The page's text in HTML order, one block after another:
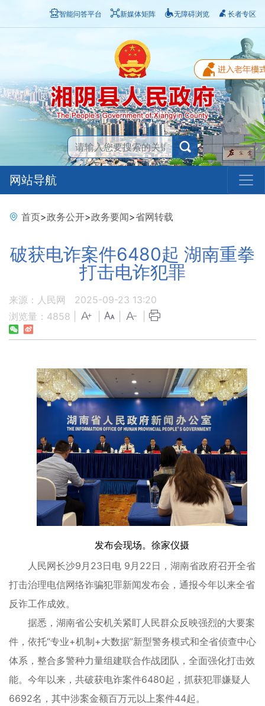
智能问答平台 新媒体矩阵 无障碍浏览 长者专区
网站导航
首页>政务公开>政务要闻>省网转载
破获电诈案件6480起 湖南重拳
打击电诈犯罪
来源：人民网
2025-09-23 13:20
浏览量： 4858
发布会现场。徐家仪摄
人民网长沙9月23日电 9月22日，湖南省政府召开全省
打击治理电信网络诈骗犯罪新闻发布会，通报今年以来全省
反诈工作成效。
据悉，湖南省公安机关紧盯人民群众反映强烈的大要案
件，依托“专业+机制+大数据”新型警务模式和全省侦查中心
体系，整合多警种力量组建联合作战团队，全面强化打击效
能。今年以来，共破获电诈案件6480起，抓获犯罪嫌疑人
6692名，其中涉案金额百万元以上案件44起。